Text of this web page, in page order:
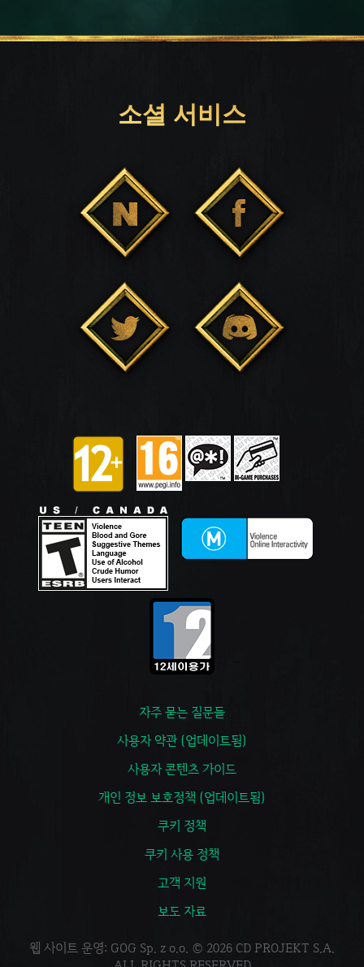
소셜 서비스
자주 묻는 질문들
사용자 약관 (업데이트됨)
사용자 콘텐츠 가이드
개인 정보 보호정책 (업데이트됨)
쿠키 정책
쿠키 사용 정책
고객 지원
보도 자료
웹 사이트 운영: GOG Sp. z o.o. © 2026 CD PROJEKT S.A.